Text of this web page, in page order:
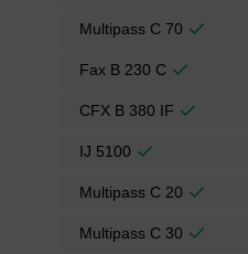
Multipass C 70
Fax B 230 C
CFX B 380 IF
IJ 5100
Multipass C 20
Multipass C 30